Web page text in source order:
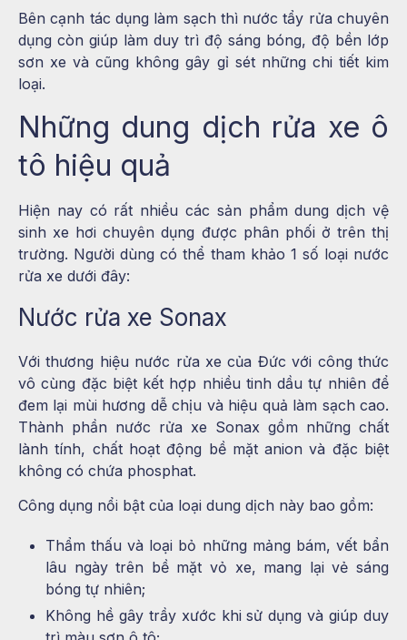
Bên cạnh tác dụng làm sạch thì nước tẩy rửa chuyên
dụng còn giúp làm duy trì độ sáng bóng, độ bền lớp
sơn xe và cũng không gây gỉ sét những chi tiết kim
loại.
Những dung dịch rửa xe ô
tô hiệu quả
Hiện nay có rất nhiều các sản phẩm dung dịch vệ
sinh xe hơi chuyên dụng được phân phối ở trên thị
trường. Người dùng có thể tham khảo 1 số loại nước
rửa xe dưới đây:
Nước rửa xe Sonax
Với thương hiệu nước rửa xe của Đức với công thức
vô cùng đặc biệt kết hợp nhiều tinh dầu tự nhiên để
đem lại mùi hương dễ chịu và hiệu quả làm sạch cao.
Thành phần nước rửa xe Sonax gồm những chất
lành tính, chất hoạt động bề mặt anion và đặc biệt
không có chứa phosphat.
Công dụng nổi bật của loại dung dịch này bao gồm:
Thẩm thấu và loại bỏ những mảng bám, vết bẩn
lâu ngày trên bề mặt vỏ xe, mang lại vẻ sáng
bóng tự nhiên;
Không hề gây trầy xước khi sử dụng và giúp duy